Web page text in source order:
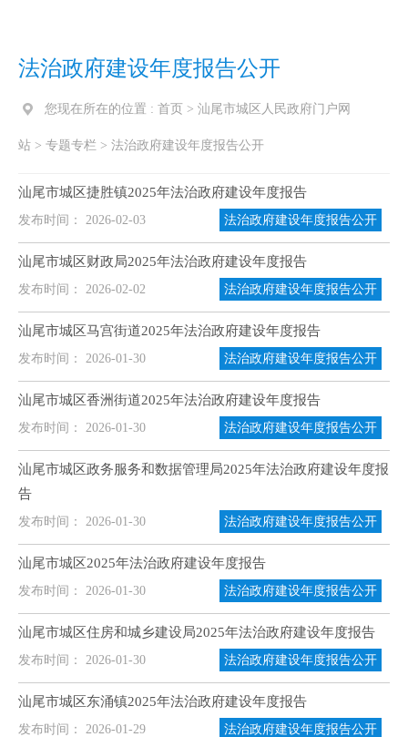
法治政府建设年度报告公开
您现在所在的位置 : 首页 > 汕尾市城区人民政府门户网
站 > 专题专栏 > 法治政府建设年度报告公开
汕尾市城区捷胜镇2025年法治政府建设年度报告
发布时间： 2026-02-03 法治政府建设年度报告公开
汕尾市城区财政局2025年法治政府建设年度报告
发布时间： 2026-02-02 法治政府建设年度报告公开
汕尾市城区马宫街道2025年法治政府建设年度报告
发布时间： 2026-01-30 法治政府建设年度报告公开
汕尾市城区香洲街道2025年法治政府建设年度报告
发布时间： 2026-01-30 法治政府建设年度报告公开
汕尾市城区政务服务和数据管理局2025年法治政府建设年度报
告
发布时间： 2026-01-30 法治政府建设年度报告公开
汕尾市城区2025年法治政府建设年度报告
发布时间： 2026-01-30 法治政府建设年度报告公开
汕尾市城区住房和城乡建设局2025年法治政府建设年度报告
发布时间： 2026-01-30 法治政府建设年度报告公开
汕尾市城区东涌镇2025年法治政府建设年度报告
发布时间： 2026-01-29 法治政府建设年度报告公开